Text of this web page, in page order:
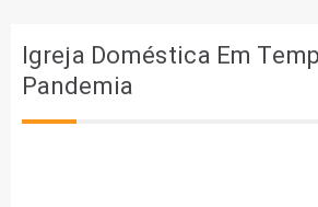
Igreja Doméstica Em
Pandemia